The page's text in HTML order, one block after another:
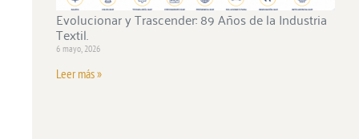
Evolucionar y Trascender: 89 Años de la Industria
Textil.
6 mayo, 2026
Leer más »